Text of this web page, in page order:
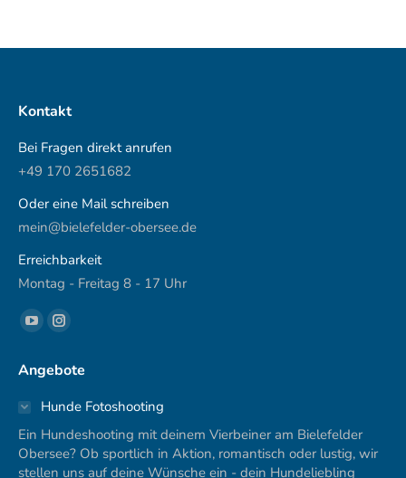
Kontakt
Bei Fragen direkt anrufen
+49 170 2651682
Oder eine Mail schreiben
mein@bielefelder-obersee.de
Erreichbarkeit
Montag - Freitag 8 - 17 Uhr
Finden Sie uns auf:
YouTube
opens
in
new
window
Instagram
opens
in
new
window
Angebote
Hunde Fotoshooting
Ein Hundeshooting mit deinem Vierbeiner am Bielefelder
Obersee? Ob sportlich in Aktion, romantisch oder lustig, wir
stellen uns auf deine Wünsche ein - dein Hundeliebling